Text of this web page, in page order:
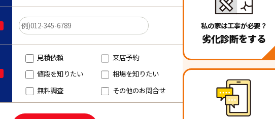
見積依頼
来店予約
値段を知りたい
相場を知りたい
無料調査
その他のお問合せ
私の家は工事が必要？
劣化診断をする